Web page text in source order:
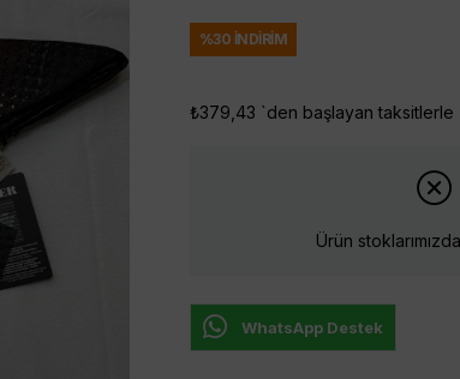
%30 İNDIRIM
₺379,43 `den başlayan taksitlerle
Ürün
WhatsApp Destek